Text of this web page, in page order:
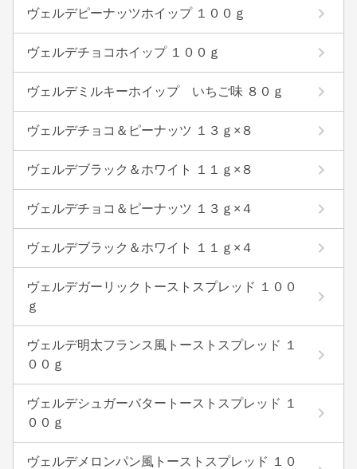
ヴェルデピーナッツホイップ １００ｇ
ヴェルデチョコホイップ １００ｇ
ヴェルデミルキーホイップ いちご味 ８０ｇ
ヴェルデチョコ＆ピーナッツ １３ｇ×８
ヴェルデブラック＆ホワイト １１ｇ×８
ヴェルデチョコ＆ピーナッツ １３ｇ×４
ヴェルデブラック＆ホワイト １１ｇ×４
ヴェルデガーリックトーストスプレッド １００
ｇ
ヴェルデ明太フランス風トーストスプレッド １
００ｇ
ヴェルデシュガーバタートーストスプレッド １
００ｇ
ヴェルデメロンパン風トーストスプレッド １０